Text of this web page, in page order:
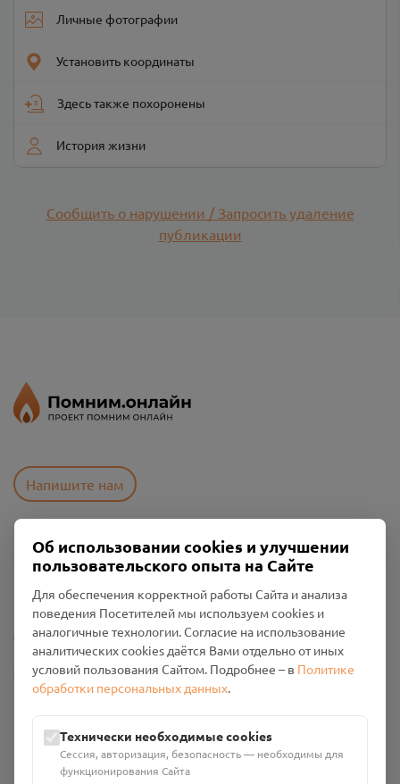
Личные фотографии
Установить координаты
Здесь также похоронены
История жизни
Сообщить о нарушении / Запросить удаление
публикации
Напишите нам
Пользовательское соглашение
Политика конфиденциальности
Промо-материалы
Настройки cookies
Общество с ограниченной ответственностью «Смоленский
Проект Помним»
Юридический адрес: 216790, Смоленская область, р-н
Руднянский, г. Рудня, улица Западная, д. 26А, пом. 18
Номер счёта: 40702810901130004287 в АО "АЛЬФА-БАНК"
Об использовании cookies и улучшении
пользовательского опыта на Сайте
Для обеспечения корректной работы Сайта и анализа
поведения Посетителей мы используем cookies и
аналогичные технологии. Согласие на использование
аналитических cookies даётся Вами отдельно от иных
условий пользования Сайтом. Подробнее – в Политике
обработки персональных данных.
Технически необходимые cookies
Сессия, авторизация, безопасность — необходимы для
функционирования Сайта